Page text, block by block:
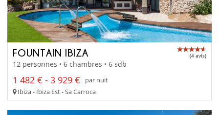
FOUNTAIN IBIZA (4 avis)
12 personnes • 6 chambres • 6 sdb
1 482 € - 3 929 €
par nuit
Ibiza - Ibiza Est - Sa Carroca